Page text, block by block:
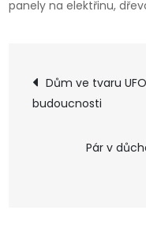
panely na elektřinu,
pro
Dům ve tvaru
budoucnosti
Pár v